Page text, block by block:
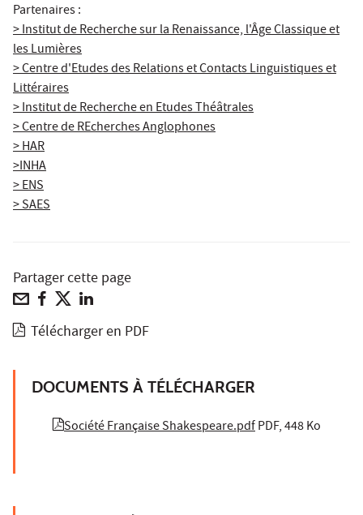
Partenaires :
> Institut de Recherche sur la Renaissance, l'Âge Classique et
les Lumières
> Centre d'Etudes des Relations et Contacts Linguistiques et
Littéraires
> Institut de Recherche en Etudes Théâtrales
> Centre de REcherches Anglophones
> HAR
>INHA
> ENS
> SAES
Partager cette page
Télécharger en PDF
DOCUMENTS À TÉLÉCHARGER
Société Française Shakespeare.pdfPDF, 448 Ko